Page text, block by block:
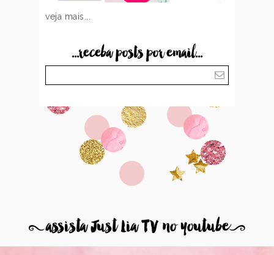
veja mais...
...receba posts por email...
8assista Just Lia TV no youtube9